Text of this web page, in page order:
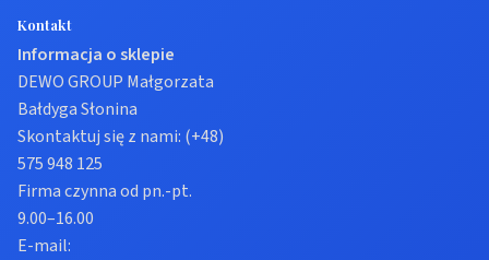
Kontakt
Informacja o sklepie
DEWO GROUP Małgorzata
Bałdyga Słonina
Skontaktuj się z nami: (+48)
575 948 125
Firma czynna od pn.-pt.
9.00–16.00
E-mail: